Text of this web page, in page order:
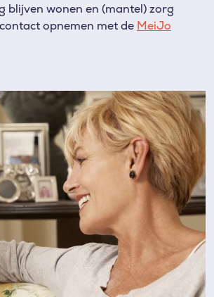
blijven wonen en (mantel) zorg
opnemen met de MeiJo